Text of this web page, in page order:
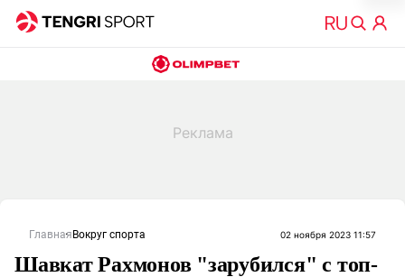
Главная Вокруг спорта 02 ноября 2023 11:57
Шавкат Рахмонов "зарубился" с топ-